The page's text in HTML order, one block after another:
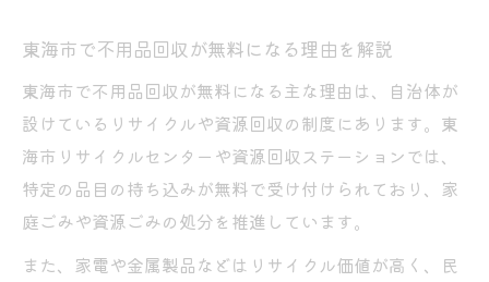
リサイクルセンターの利用時注意すべき点
悪質業者を避けるための重要ポイント
不用品回収で悪質業者を見抜く具体的な方
法
無料不用品回収業者選びで注意すべきサイ
ン
安心できる不用品回収業者の見分け方とは
東海市で不用品回収が無料になる理由を解説
東海市で不用品回収が無料になる主な理由は、自治体が
設けているリサイクルや資源回収の制度にあります。東
海市リサイクルセンターや資源回収ステーションでは、
特定の品目の持ち込みが無料で受け付けられており、家
庭ごみや資源ごみの処分を推進しています。
また、家電や金属製品などはリサイクル価値が高く、民